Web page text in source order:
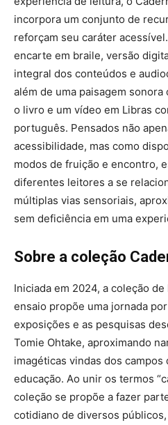
incorpora um conjunto de
reforçam seu caráter
encarte em braile, versão
integral dos conteúdos e
além de uma paisagem
o livro e um vídeo em Libras
português. Pensados não
acessibilidade, mas como
modos de fruição e encontro,
diferentes leitores a se
múltiplas vias sensoriais,
sem deficiência em uma
Sobre a coleção
Iniciada em 2024, a coleção
ensaio propõe uma jornada
exposições e as pesquisas
Tomie Ohtake, aproximando
imagéticas vindas dos
educação. Ao unir os termos
coleção se propõe a fazer
cotidiano de diversos